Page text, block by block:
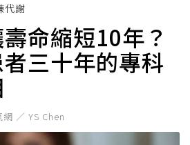
代謝
命縮短10年？
三十年的專科
網 ／ YS Chen